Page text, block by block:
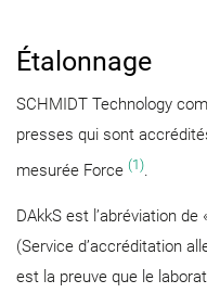
Étalonnage
SCHMIDT Technology
presses qui sont
mesurée Force (1).
DAkkS est l’abréviation
(Service d’accréditation
est la preuve que le